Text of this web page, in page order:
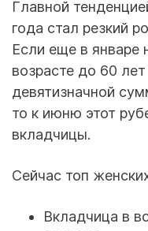
Главной
года стал резкий
Если еще в январе
возрасте до 60
девятизначной
то к июню этот
вкладчицы.
Сейчас топ
Вкладчица в